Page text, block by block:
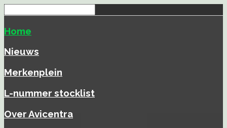
Home
Nieuws
Merkenplein
L-nummer stocklist
Over Avicentra